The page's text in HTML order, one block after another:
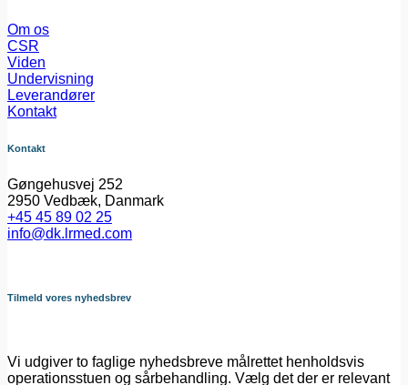
Om os
CSR
Viden
Undervisning
Leverandører
Kontakt
Kontakt
Gøngehusvej 252
2950 Vedbæk, Danmark
+45 45 89 02 25
info@dk.lrmed.com
Tilmeld vores nyhedsbrev
Vi udgiver to faglige nyhedsbreve målrettet henholdsvis
operationsstuen og sårbehandling. Vælg det der er relevant